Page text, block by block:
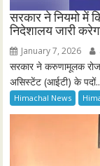
सरकार ने नियमो में
निदेशालय जारी
January 7, 2026
सरकार ने करुणामूलक
असिस्टेंट (आईटी) के
Himachal News